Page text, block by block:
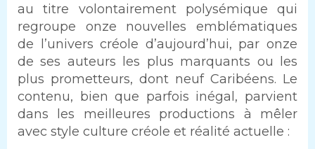
au titre volontairement polysémique qui
regroupe onze nouvelles emblématiques
de l’univers créole d’aujourd’hui, par onze
de ses auteurs les plus marquants ou les
plus prometteurs, dont neuf Caribéens. Le
contenu, bien que parfois inégal, parvient
dans les meilleures productions à mêler
avec style culture créole et réalité actuelle :